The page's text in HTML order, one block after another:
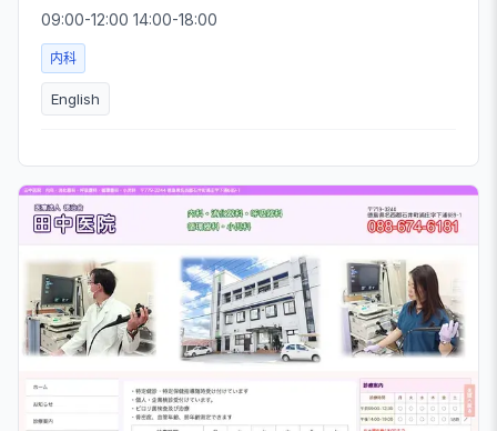
09:00-12:00 14:00-18:00
内科
English